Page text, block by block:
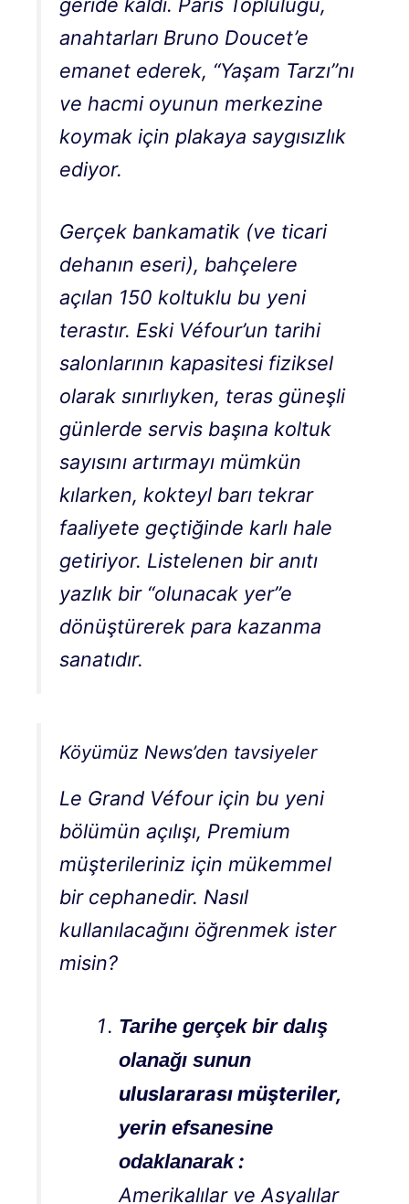
anahtarları Bruno Doucet’e
emanet ederek, “Yaşam Tarzı”nı
ve hacmi oyunun merkezine
koymak için plakaya saygısızlık
ediyor.
Gerçek bankamatik (ve ticari
dehanın eseri), bahçelere
açılan 150 koltuklu bu yeni
terastır. Eski Véfour’un tarihi
salonlarının kapasitesi fiziksel
olarak sınırlıyken, teras güneşli
günlerde servis başına koltuk
sayısını artırmayı mümkün
kılarken, kokteyl barı tekrar
faaliyete geçtiğinde karlı hale
getiriyor. Listelenen bir anıtı
yazlık bir “olunacak yer”e
dönüştürerek para kazanma
sanatıdır.
Köyümüz News’den tavsiyeler
Le Grand Véfour için bu yeni
bölümün açılışı, Premium
müşterileriniz için mükemmel
bir cephanedir. Nasıl
kullanılacağını öğrenmek ister
misin?
Tarihe gerçek bir dalış
olanağı sunun
uluslararası müşteriler,
yerin efsanesine
odaklanarak:
Amerikalılar ve Asyalılar